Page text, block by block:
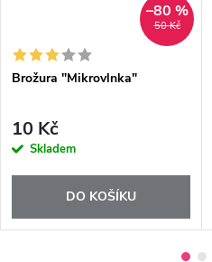
50 Kč
–80 %
Brožura "Mikrovlnka"
10 Kč
Skladem
DO KOŠÍKU